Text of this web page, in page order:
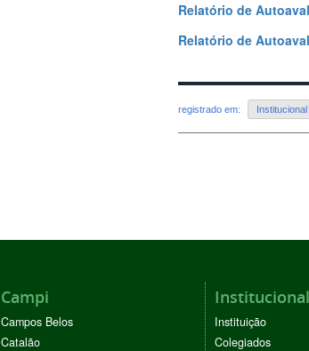
Relatório de
Relatório de
registrado em:
Campi
Campos Belos
Catalão
Institucional
Instituição
Colegiados